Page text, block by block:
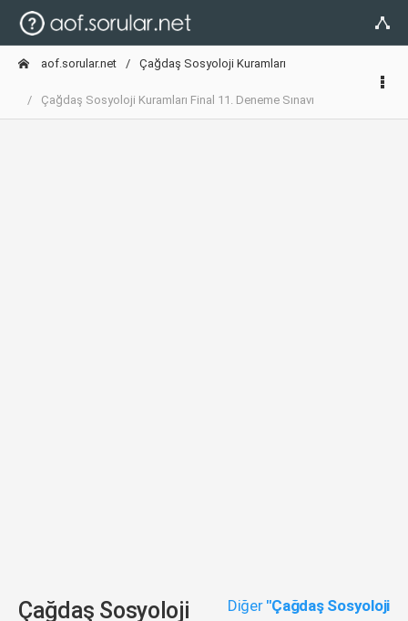
aof.sorular.net Çağdaş Sosyoloji Kuramları
Çağdaş Sosyoloji Kuramları Final 11. Deneme Sınavı
Çağdaş Sosyoloji
Diğer "Çağdaş Sosyoloji